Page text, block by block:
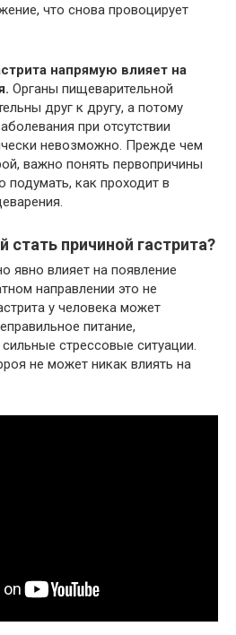
что снова провоцирует
напрямую влияет на
Органы пищеварительной
друг к другу, а потому
при отсутствии
невозможно. Прежде чем
важно понять первопричины
подумать, как проходит в
причиной гастрита?
явно влияет на появление
направлении это не
у человека может
питание,
стрессовые ситуации.
не может никак влиять на